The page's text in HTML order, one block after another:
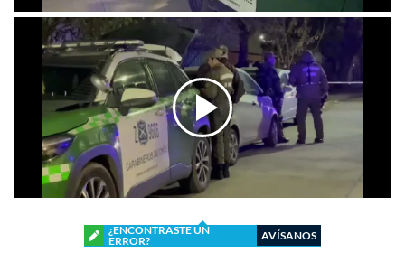
¿ENCONTRASTE UN
ERROR?
AVÍSANOS